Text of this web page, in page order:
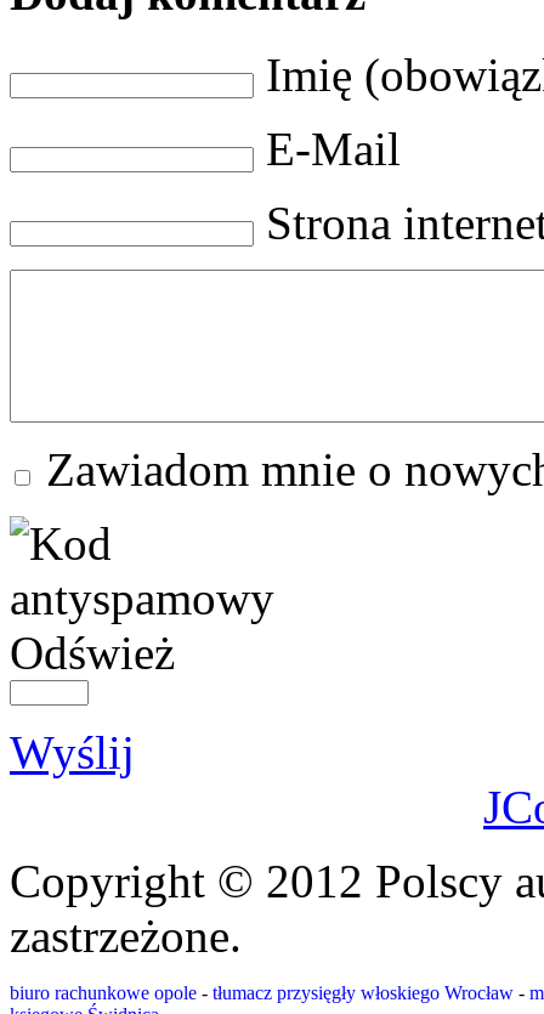
Imię
E-Mail
Strona
Zawiadom mnie o
Odśwież
Wyślij
Copyright © 2012 Polscy
zastrzeżone.
biuro rachunkowe opole - tłumacz przysięgły włoskiego Wrocław -